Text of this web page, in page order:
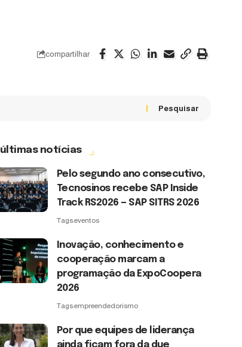
compartilhar
Pesquisar
últimas notícias
Pelo segundo ano consecutivo,
Tecnosinos recebe SAP Inside
Track RS2026 — SAP SITRS 2026
Tags:eventos
Inovação, conhecimento e
cooperação marcam a
programação da ExpoCoopera
2026
Tags:empreendedorismo
Por que equipes de liderança
ainda ficam fora da due